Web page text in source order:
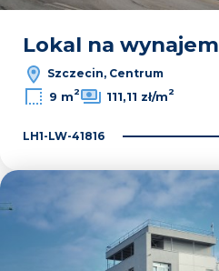
Lokal na wynajem
Szczecin, Centrum
9 m2 111,11 zł/m2
LH1-LW-41816